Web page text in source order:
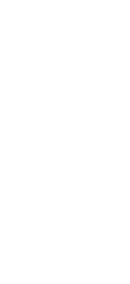
aos favoritos